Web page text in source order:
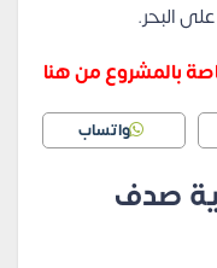
البحر.
بالمشروع من هنا
واتساب
صدف